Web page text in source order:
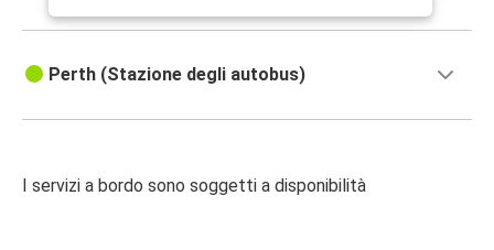
Perth (Stazione degli autobus)
I servizi a bordo sono soggetti a disponibilità